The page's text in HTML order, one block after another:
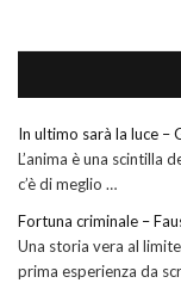
In ultimo sarà la luce –
L’anima è una scintilla
c’è di meglio …
Fortuna criminale –
Una storia vera al
prima esperienza da